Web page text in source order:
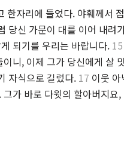
한자리에 들었다. 야훼께서
당신 가문이 대를 이어 내려
되기를 우리는 바랍니다. 15
니, 이제 그가 당신에게 살
자식으로 길렀다. 17 이웃
가 바로 다윗의 할아버지요